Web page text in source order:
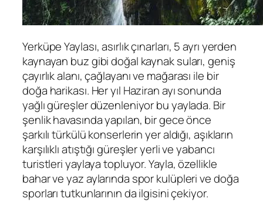
Yerküpe Yaylası, asırlık çınarları, 5 ayrı yerden
kaynayan buz gibi doğal kaynak suları, geniş
çayırlık alanı, çağlayanı ve mağarası ile bir
doğa harikası. Her yıl Haziran ayı sonunda
yağlı güreşler düzenleniyor bu yaylada. Bir
şenlik havasında yapılan, bir gece önce
şarkılı türkülü konserlerin yer aldığı, aşıkların
karşılıklı atıştığı güreşler yerli ve yabancı
turistleri yaylaya topluyor. Yayla, özellikle
bahar ve yaz aylarında spor kulüpleri ve doğa
sporları tutkunlarının da ilgisini çekiyor.